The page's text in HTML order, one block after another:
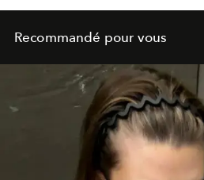
Recommandé pour vous